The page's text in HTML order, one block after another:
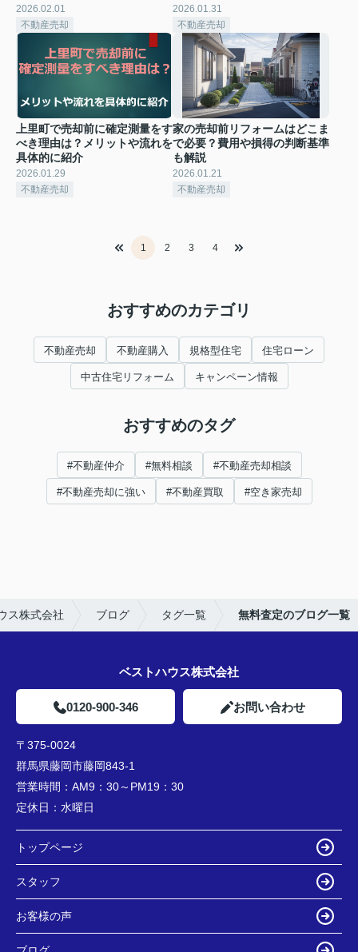
2026.02.01
不動産売却
2026.01.31
不動産売却
上里町で売却前に確定測量をす
べき理由は？メリットや流れを
具体的に紹介
2026.01.29
不動産売却
家の売却前リフォームはどこま
で必要？費用や損得の判断基準
も解説
2026.01.21
不動産売却
1 2 3 4
おすすめのカテゴリ
不動産売却 不動産購入 規格型住宅 住宅ローン
中古住宅リフォーム キャンペーン情報
おすすめのタグ
#不動産仲介 #無料相談 #不動産売却相談
#不動産売却に強い #不動産買取 #空き家売却
ス株式会社 ブログ タグ一覧 無料査定のブログ一覧
ベストハウス株式会社
0120-900-346 お問い合わせ
〒375-0024
群馬県藤岡市藤岡843-1
営業時間： AM9：30～PM19：30
定休日： 水曜日
トップページ
スタッフ
お客様の声